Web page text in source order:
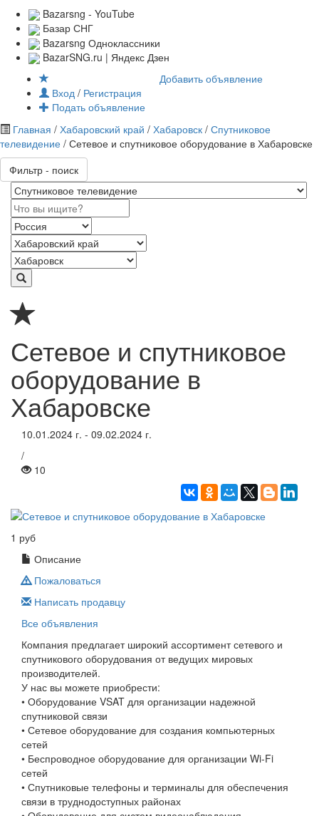
Bazarsng - YouTube
Базар СНГ
Bazarsng Одноклассники
BazarSNG.ru | Яндекс Дзен
Вход / Регистрация
Подать объявление
Добавить объявление
Главная / Хабаровский край / Хабаровск / Спутниковое
телевидение / Сетевое и спутниковое оборудование в Хабаровске
Фильтр - поиск
Сетевое и спутниковое
оборудование в
Хабаровске
10.01.2024 г. - 09.02.2024 г.
/
10
1 руб
Описание
Пожаловаться
Написать продавцу
Все объявления
Компания предлагает широкий ассортимент сетевого и
спутникового оборудования от ведущих мировых
производителей.
У нас вы можете приобрести:
• Оборудование VSAT для организации надежной
спутниковой связи
• Сетевое оборудование для создания компьютерных
сетей
• Беспроводное оборудование для организации Wi-Fi
сетей
• Спутниковые телефоны и терминалы для обеспечения
связи в труднодоступных районах